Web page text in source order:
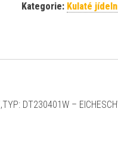
Kategorie: Kulaté
DT230401W –